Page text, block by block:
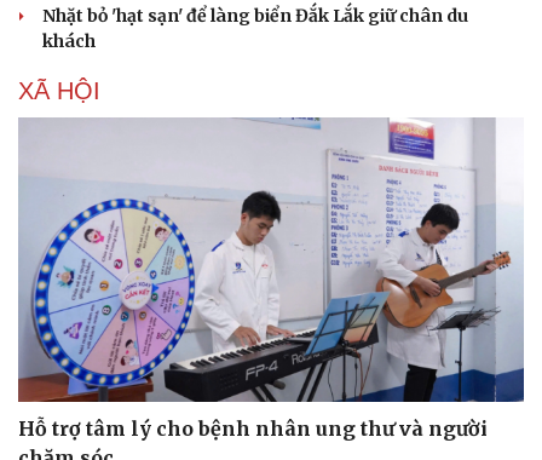
Nhặt bỏ 'hạt sạn' để làng biển Đắk Lắk giữ chân du
khách
XÃ HỘI
Hỗ trợ tâm lý cho bệnh nhân ung thư và người